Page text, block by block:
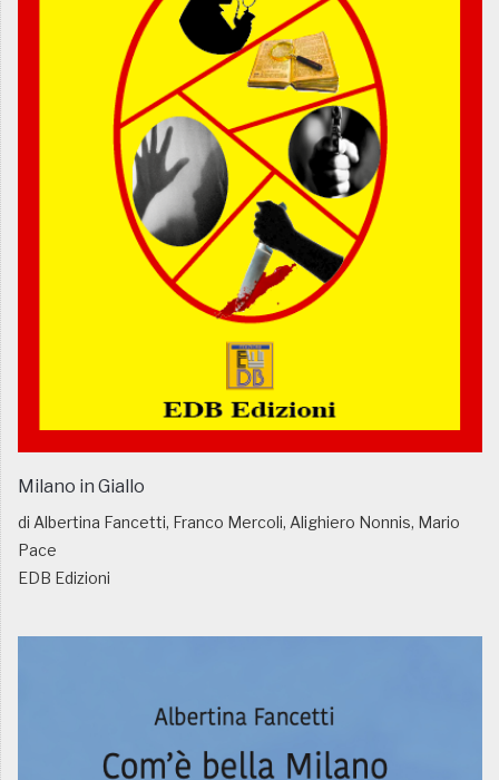
Milano in Giallo
di Albertina Fancetti, Franco Mercoli, Alighiero Nonnis, Mario
Pace
EDB Edizioni